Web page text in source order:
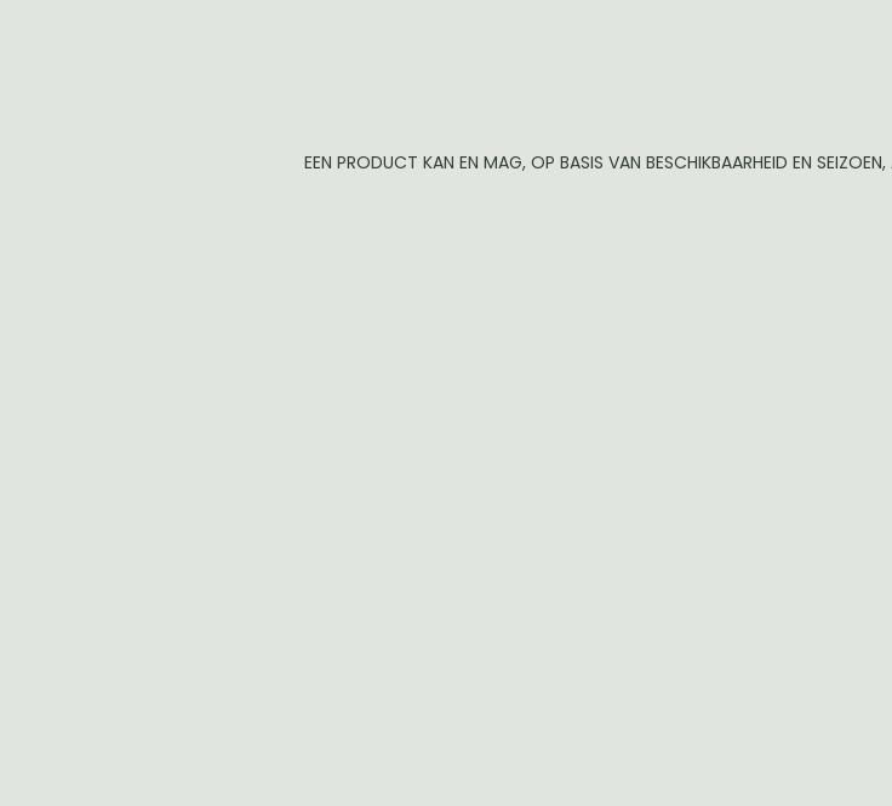
EEN PRODUCT KAN EN MAG, OP BASIS VAN BESCHIKBAARHEID EN